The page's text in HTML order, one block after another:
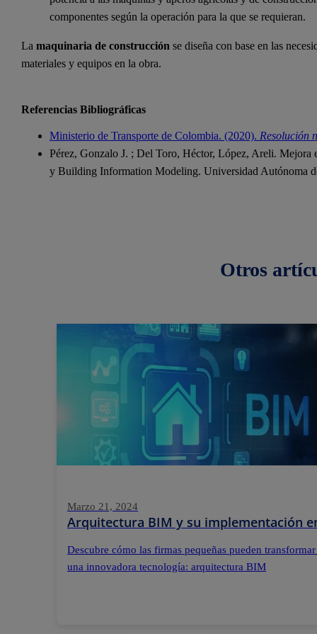
componentes según la operación para la que se requieran.
La maquinaria de construcción se diseña con base en las
materiales y equipos en la obra.
Referencias Bibliográficas
Ministerio de Transporte de Colombia. (2020). Resolución
Pérez, Gonzalo J. ; Del Toro, Héctor, López, Areli.
y Building Information Modeling. Universidad Autónoma
Otros
Marzo 21, 2024
Arquitectura BIM y su implementación
Descubre cómo las firmas pequeñas pueden
una innovadora tecnología: arquitectura BIM